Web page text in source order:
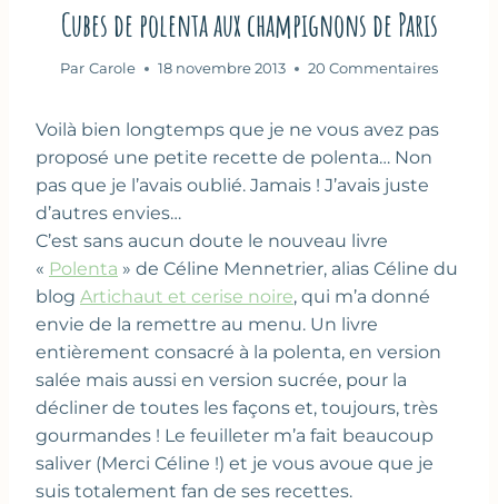
Cubes de polenta aux champignons de Paris
Par Carole 18 novembre 2013 20 Commentaires
Voilà bien longtemps que je ne vous avez pas
proposé une petite recette de polenta… Non
pas que je l’avais oublié. Jamais ! J’avais juste
d’autres envies…
C’est sans aucun doute le nouveau livre
« Polenta » de Céline Mennetrier, alias Céline du
blog Artichaut et cerise noire, qui m’a donné
envie de la remettre au menu. Un livre
entièrement consacré à la polenta, en version
salée mais aussi en version sucrée, pour la
décliner de toutes les façons et, toujours, très
gourmandes ! Le feuilleter m’a fait beaucoup
saliver (Merci Céline !) et je vous avoue que je
suis totalement fan de ses recettes.